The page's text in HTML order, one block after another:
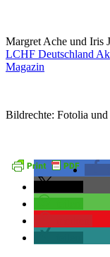
Margret Ache und Iris
LCHF Deutschland
Magazin
Bildrechte: Fotolia